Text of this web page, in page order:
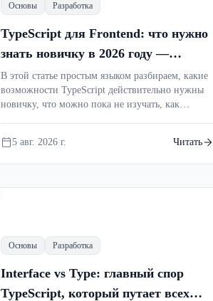
Основы Разработка
TypeScript для Frontend: что нужно
знать новичку в 2026 году —
полный гайд без лишней теории
В этой статье простым языком разбираем, какие
возможности TypeScript действительно нужны
новичку, что можно пока не изучать, как
помощью практики.
5 авг. 2026 г. Читать
Основы Разработка
Interface vs Type: главный спор
TypeScript, который путает всех